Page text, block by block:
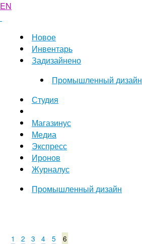
EN
Новое
Инвентарь
Задизайнено
Промышленный дизайн
Студия
Магазинус
Медиа
Экспресс
Иронов
Журналус
Промышленный дизайн
1 2 3 4 5 6